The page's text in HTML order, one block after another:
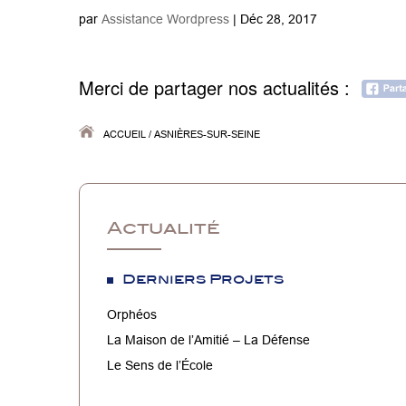
par Assistance Wordpress | Déc 28, 2017
Merci de partager nos actualités :
ACCUEIL / ASNIÈRES-SUR-SEINE
Actualité
Derniers Projets
Orphéos
La Maison de l’Amitié – La Défense
Le Sens de l’École